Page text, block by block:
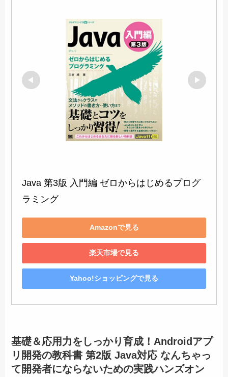
Java 第3版 入門編 ゼロからはじめるプログ
ラミング
Amazonで見る
楽天市場で見る
Yahoo!ショッピングで見る
基礎＆応用力をしっかり育成！Androidアプ
リ開発の教科書 第2版 Java対応 なんちゃっ
て開発者にならないための実践ハンズオン